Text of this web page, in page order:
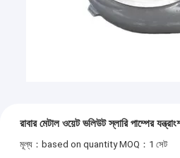
রাবার মেটাল ওয়েট ভলিউট স্লারি পাম্পের
মূল্য：based on quantity MOQ：1 সেট